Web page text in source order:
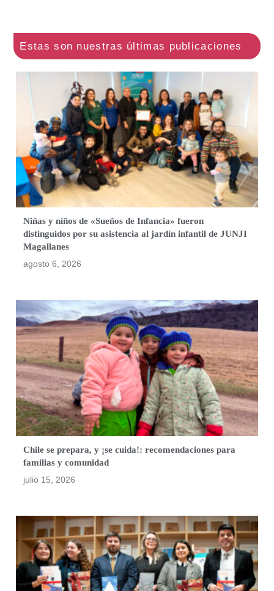
Niñas y niños de «Sueños de Infancia» fueron
distinguidos por su asistencia al jardín infantil de JUNJI
Magallanes
agosto 6, 2026
Chile se prepara, y ¡se cuida!: recomendaciones para
familias y comunidad
julio 15, 2026